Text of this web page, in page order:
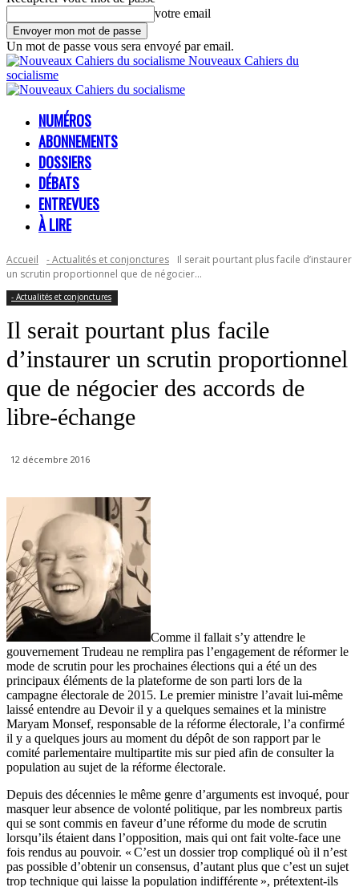
votre email
Un mot de passe vous sera envoyé par email.
Nouveaux Cahiers du
socialisme
NUMÉROS
ABONNEMENTS
DOSSIERS
DÉBATS
ENTREVUES
À LIRE
Accueil - Actualités et conjonctures
Il serait pourtant plus facile d’instaurer
un scrutin proportionnel que de négocier...
- Actualités et conjonctures
Il serait pourtant plus facile
d’instaurer un scrutin proportionnel
que de négocier des accords de
libre-échange
12 décembre 2016
Comme il fallait s’y attendre le
gouvernement Trudeau ne remplira pas l’engagement de réformer le
mode de scrutin pour les prochaines élections qui a été un des
principaux éléments de la plateforme de son parti lors de la
campagne électorale de 2015. Le premier ministre l’avait lui-même
laissé entendre au Devoir il y a quelques semaines et la ministre
Maryam Monsef, responsable de la réforme électorale, l’a confirmé
il y a quelques jours au moment du dépôt de son rapport par le
comité parlementaire multipartite mis sur pied afin de consulter la
population au sujet de la réforme électorale.
Depuis des décennies le même genre d’arguments est invoqué, pour
masquer leur absence de volonté politique, par les nombreux partis
qui se sont commis en faveur d’une réforme du mode de scrutin
lorsqu’ils étaient dans l’opposition, mais qui ont fait volte-face une
fois rendus au pouvoir. « C’est un dossier trop compliqué où il n’est
pas possible d’obtenir un consensus, d’autant plus que c’est un sujet
trop technique qui laisse la population indifférente », prétextent-ils